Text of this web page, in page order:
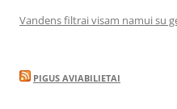
Vandens filtrai visam namui su
PIGUS AVIABILIETAI